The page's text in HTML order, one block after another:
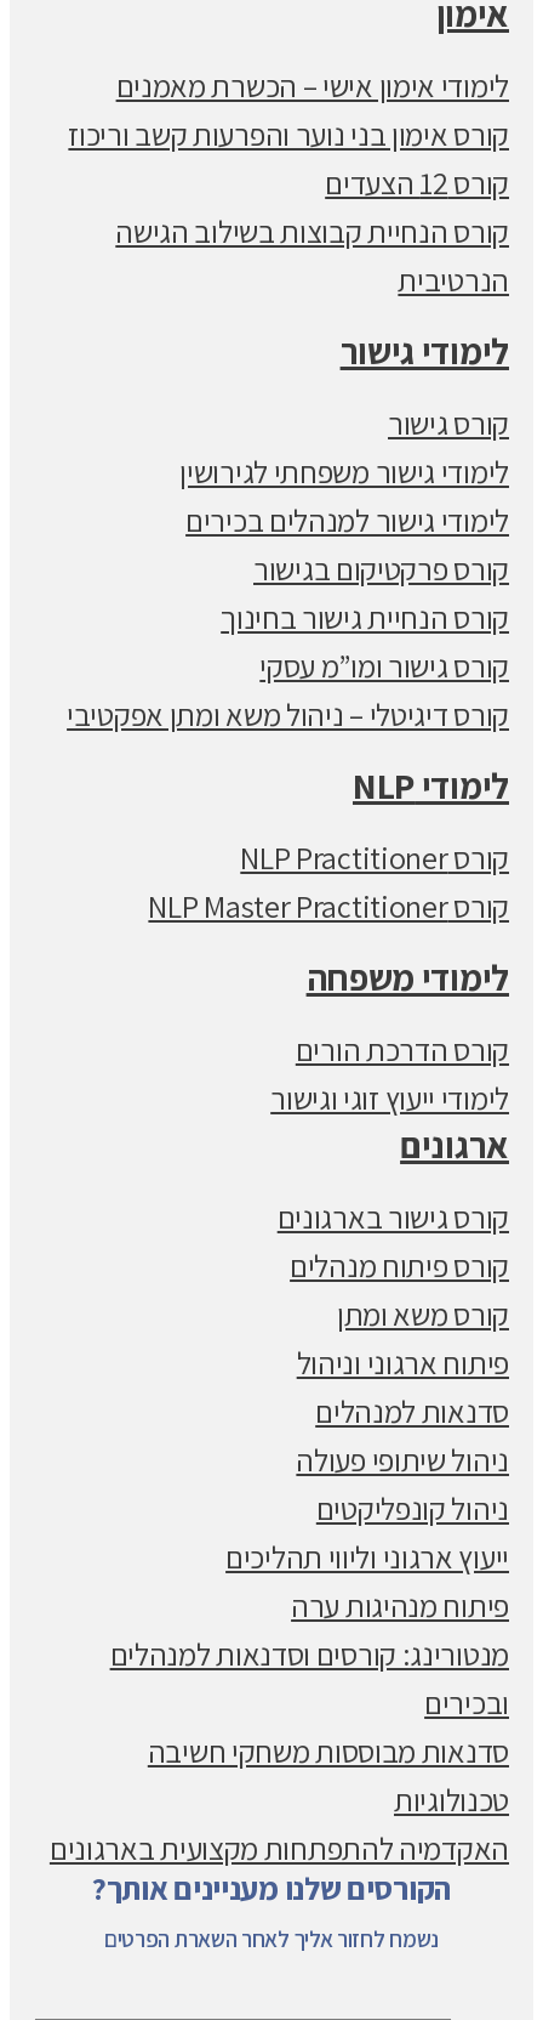
אימון
לימודי אימון אישי – הכשרת מאמנים
קורס אימון בני נוער והפרעות קשב וריכוז
קורס 12 הצעדים
קורס הנחיית קבוצות בשילוב הגישה
הנרטיבית
לימודי גישור
קורס גישור
לימודי גישור משפחתי לגירושין
לימודי גישור למנהלים בכירים
קורס פרקטיקום בגישור
קורס הנחיית גישור בחינוך
קורס גישור ומו”מ עסקי
קורס דיגיטלי – ניהול משא ומתן אפקטיבי
לימודי NLP
קורס NLP Practitioner
קורס NLP Master Practitioner
לימודי משפחה
קורס הדרכת הורים
לימודי ייעוץ זוגי וגישור
ארגונים
קורס גישור בארגונים
קורס פיתוח מנהלים
קורס משא ומתן
פיתוח ארגוני וניהול
סדנאות למנהלים
ניהול שיתופי פעולה
ניהול קונפליקטים
ייעוץ ארגוני וליווי תהליכים
פיתוח מנהיגות ערה
מנטורינג: קורסים וסדנאות למנהלים
ובכירים
סדנאות מבוססות משחקי חשיבה
טכנולוגיות
האקדמיה להתפתחות מקצועית בארגונים
הקורסים שלנו מעניינים אותך?
נשמח לחזור אליך לאחר השארת הפרטים